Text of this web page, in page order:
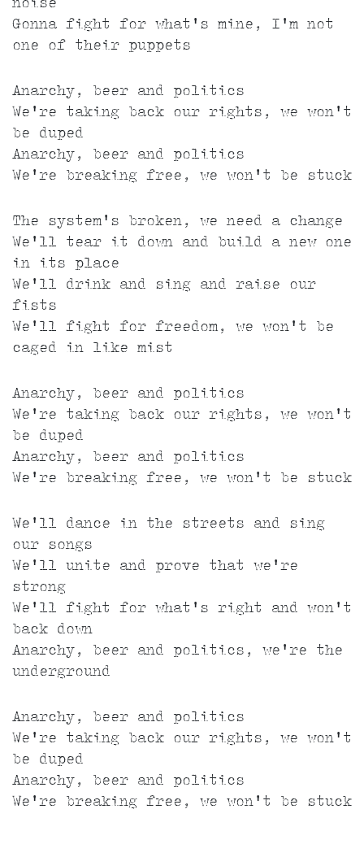
noise
Gonna fight for what's mine, I'm not
one of their puppets
Anarchy, beer and politics
We're taking back our rights, we won't
be duped
Anarchy, beer and politics
We're breaking free, we won't be stuck
The system's broken, we need a change
We'll tear it down and build a new one
in its place
We'll drink and sing and raise our
fists
We'll fight for freedom, we won't be
caged in like mist
Anarchy, beer and politics
We're taking back our rights, we won't
be duped
Anarchy, beer and politics
We're breaking free, we won't be stuck
We'll dance in the streets and sing
our songs
We'll unite and prove that we're
strong
We'll fight for what's right and won't
back down
Anarchy, beer and politics, we're the
underground
Anarchy, beer and politics
We're taking back our rights, we won't
be duped
Anarchy, beer and politics
We're breaking free, we won't be stuck